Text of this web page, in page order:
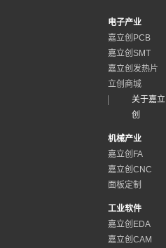
电子产业
嘉立创PCB
嘉立创SMT
嘉立创发热片
立创商城
关于嘉立
创
机械产业
嘉立创FA
嘉立创CNC
面板定制
工业软件
嘉立创EDA
嘉立创CAM